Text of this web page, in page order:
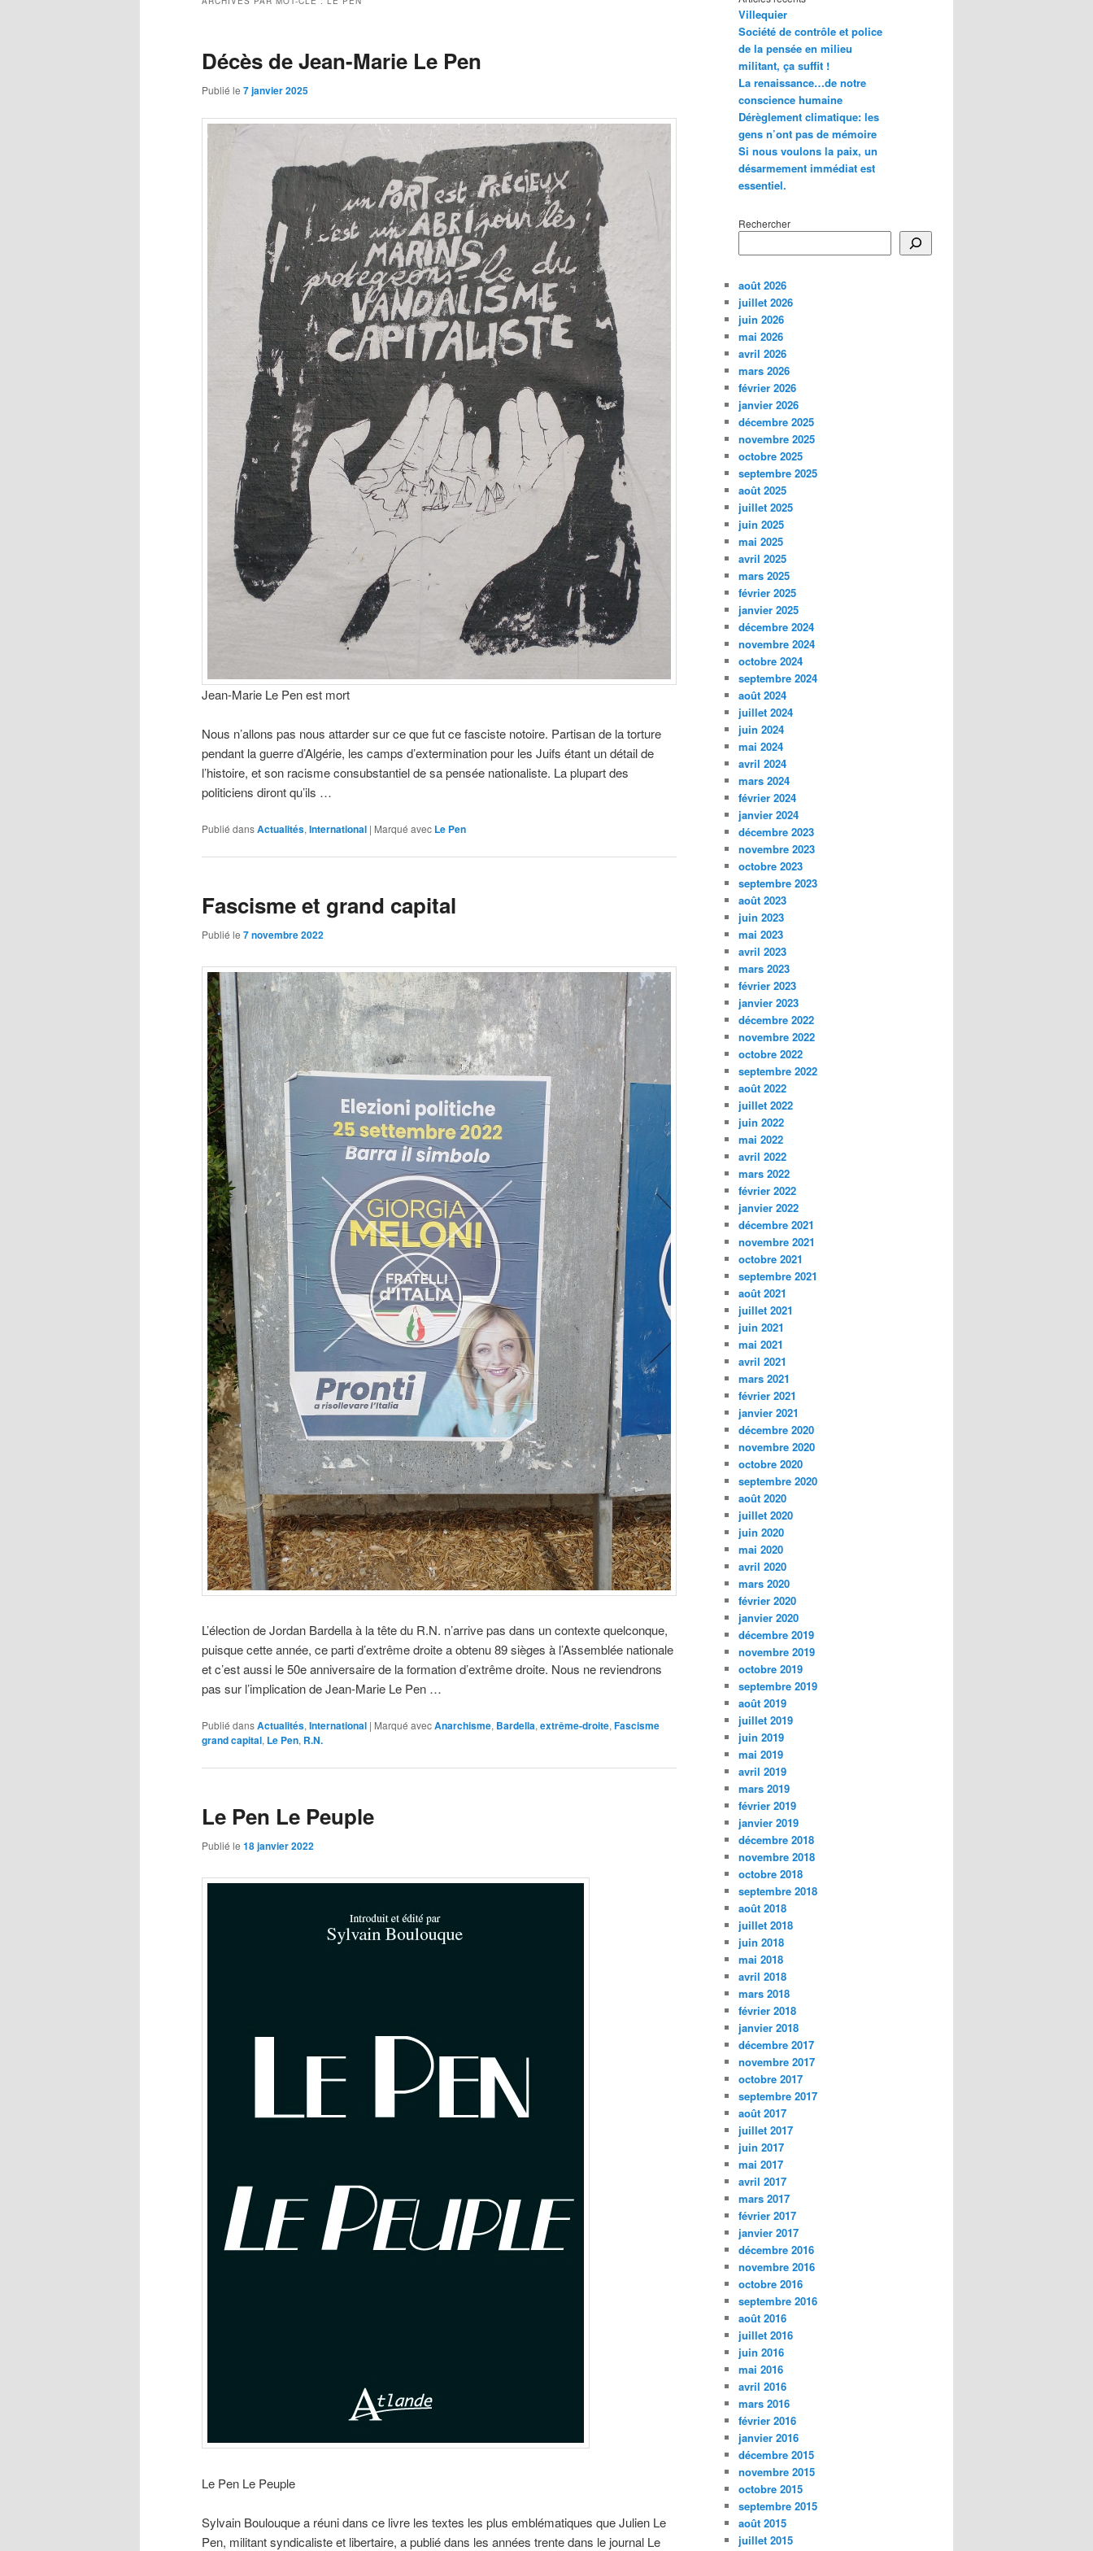
Décès de Jean-Marie Le Pen
Publié le 7 janvier 2025
Jean-Marie Le Pen est mort
Nous n’allons pas nous attarder sur ce que fut ce fasciste notoire. Partisan de la torture
pendant la guerre d’Algérie, les camps d’extermination pour les Juifs étant un détail de
l’histoire, et son racisme consubstantiel de sa pensée nationaliste. La plupart des
politiciens diront qu’ils …
Publié dansActualités, International | Marqué avec Le Pen
Fascisme et grand capital
Publié le 7 novembre 2022
L’élection de Jordan Bardella à la tête du R.N. n’arrive pas dans un contexte quelconque,
puisque cette année, ce parti d’extrême droite a obtenu 89 sièges à l’Assemblée nationale
et c’est aussi le 50e anniversaire de la formation d’extrême droite. Nous ne reviendrons
pas sur l’implication de Jean-Marie Le Pen …
Publié dansActualités,International | Marqué avecAnarchisme, Bardella,extrême-droite,Fascisme
grand capital, Le Pen, R.N.
Le Pen Le Peuple
Publié le 18 janvier 2022
Le Pen Le Peuple
Sylvain Boulouque a réuni dans ce livre les textes les plus emblématiques que Julien Le
Pen, militant syndicaliste et libertaire, a publié dans les années trente dans le journal Le
Villequier
Société de contrôle et police
de la pensée en milieu
militant, ça suffit !
La renaissance…de notre
conscience humaine
Dérèglement climatique: les
gens n’ont pas de mémoire
Si nous voulons la paix, un
désarmement immédiat est
essentiel.
Rechercher
août 2026
juillet 2026
juin 2026
mai 2026
avril 2026
mars 2026
février 2026
janvier 2026
décembre 2025
novembre 2025
octobre 2025
septembre 2025
août 2025
juillet 2025
juin 2025
mai 2025
avril 2025
mars 2025
février 2025
janvier 2025
décembre 2024
novembre 2024
octobre 2024
septembre 2024
août 2024
juillet 2024
juin 2024
mai 2024
avril 2024
mars 2024
février 2024
janvier 2024
décembre 2023
novembre 2023
octobre 2023
septembre 2023
août 2023
juin 2023
mai 2023
avril 2023
mars 2023
février 2023
janvier 2023
décembre 2022
novembre 2022
octobre 2022
septembre 2022
août 2022
juillet 2022
juin 2022
mai 2022
avril 2022
mars 2022
février 2022
janvier 2022
décembre 2021
novembre 2021
octobre 2021
septembre 2021
août 2021
juillet 2021
juin 2021
mai 2021
avril 2021
mars 2021
février 2021
janvier 2021
décembre 2020
novembre 2020
octobre 2020
septembre 2020
août 2020
juillet 2020
juin 2020
mai 2020
avril 2020
mars 2020
février 2020
janvier 2020
décembre 2019
novembre 2019
octobre 2019
septembre 2019
août 2019
juillet 2019
juin 2019
mai 2019
avril 2019
mars 2019
février 2019
janvier 2019
décembre 2018
novembre 2018
octobre 2018
septembre 2018
août 2018
juillet 2018
juin 2018
mai 2018
avril 2018
mars 2018
février 2018
janvier 2018
décembre 2017
novembre 2017
octobre 2017
septembre 2017
août 2017
juillet 2017
juin 2017
mai 2017
avril 2017
mars 2017
février 2017
janvier 2017
décembre 2016
novembre 2016
octobre 2016
septembre 2016
août 2016
juillet 2016
juin 2016
mai 2016
avril 2016
mars 2016
février 2016
janvier 2016
décembre 2015
novembre 2015
octobre 2015
septembre 2015
août 2015
juillet 2015